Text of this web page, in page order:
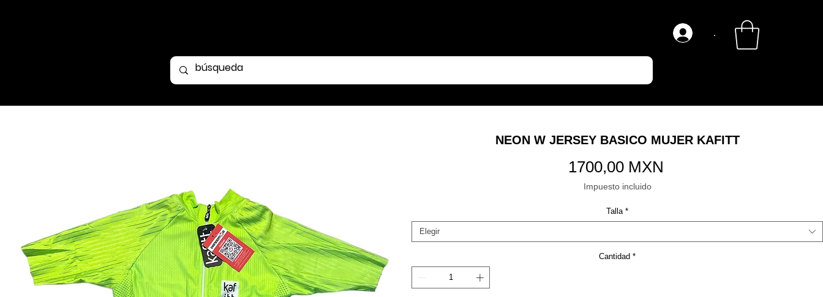
.
NEON W JERSEY BASICO MUJER KAFITT
1700,00 MXN
Impuesto incluido
Talla *
Elegir
Cantidad *